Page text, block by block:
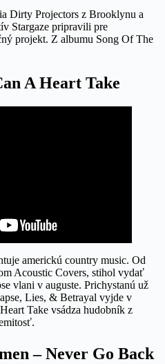
Dirty Projectors z Brooklynu a
Stargaze pripravili pre
projekt. Z albumu Song Of The
A Heart Take
americkú country music. Od
Acoustic Covers, stihol vydať
vlani v auguste. Prichystanú už
Lies, & Betrayal vyjde v
Take vsádza hudobník z
– Never Go Back